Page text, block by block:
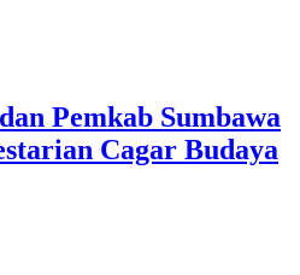
Pemkab Sumbawa
Cagar Budaya